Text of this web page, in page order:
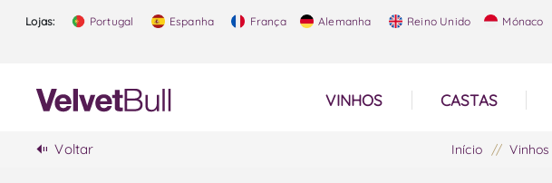
Lojas: Portugal Espanha França Alemanha Reino Unido Mónaco
VINHOS CASTAS
Voltar Início / Vinhos